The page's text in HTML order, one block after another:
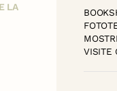
LA
VISITE